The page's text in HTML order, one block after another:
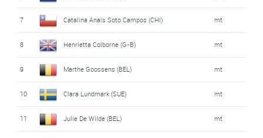
7 Catalina Anais Soto Campos (CHI) mt
8 Henrietta Colborne (G-B) mt
9 Marthe Goossens (BEL) mt
10 Clara Lundmark (SUE) mt
11 Julie De Wilde (BEL) mt